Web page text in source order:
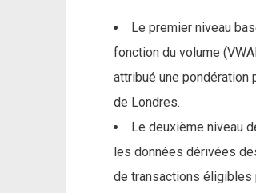
Le premier niveau
fonction du volume
attribué une
de Londres.
Le deuxième niveau
les données dérivées
de transactions éligibles